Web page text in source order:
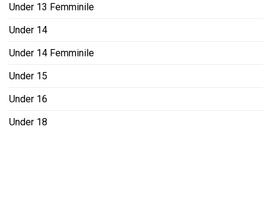
Under 13 Femminile
Under 14
Under 14 Femminile
Under 15
Under 16
Under 18